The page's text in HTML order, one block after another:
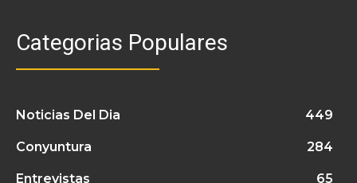
Categorias Populares
Noticias Del Dia 449
Conyuntura 284
Entrevistas 65